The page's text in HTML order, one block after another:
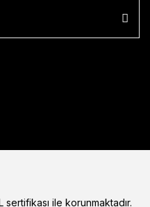
ile korunmaktadır.